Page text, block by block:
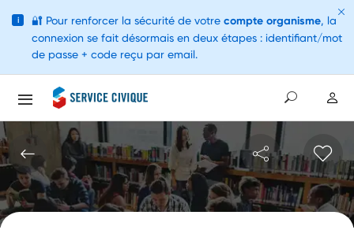
i 🔐 Pour renforcer la sécurité de votre compte organisme, la
connexion se fait désormais en deux étapes : identifiant/mot
de passe + code reçu par email.